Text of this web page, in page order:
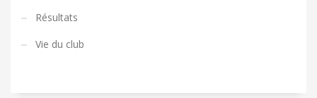
Résultats
Vie du club